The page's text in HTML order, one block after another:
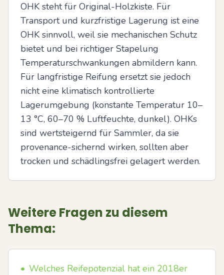
OHK steht für Original-Holzkiste. Für
Transport und kurzfristige Lagerung ist eine
OHK sinnvoll, weil sie mechanischen Schutz
bietet und bei richtiger Stapelung
Temperaturschwankungen abmildern kann.
Für langfristige Reifung ersetzt sie jedoch
nicht eine klimatisch kontrollierte
Lagerumgebung (konstante Temperatur 10–
13 °C, 60–70 % Luftfeuchte, dunkel). OHKs
sind wertsteigernd für Sammler, da sie
provenance-sichernd wirken, sollten aber
trocken und schädlingsfrei gelagert werden.
Weitere Fragen zu diesem
Thema:
• Welches Reifepotenzial hat ein 2018er